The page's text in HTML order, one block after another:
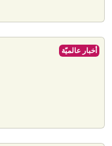
أخبار عالميّة